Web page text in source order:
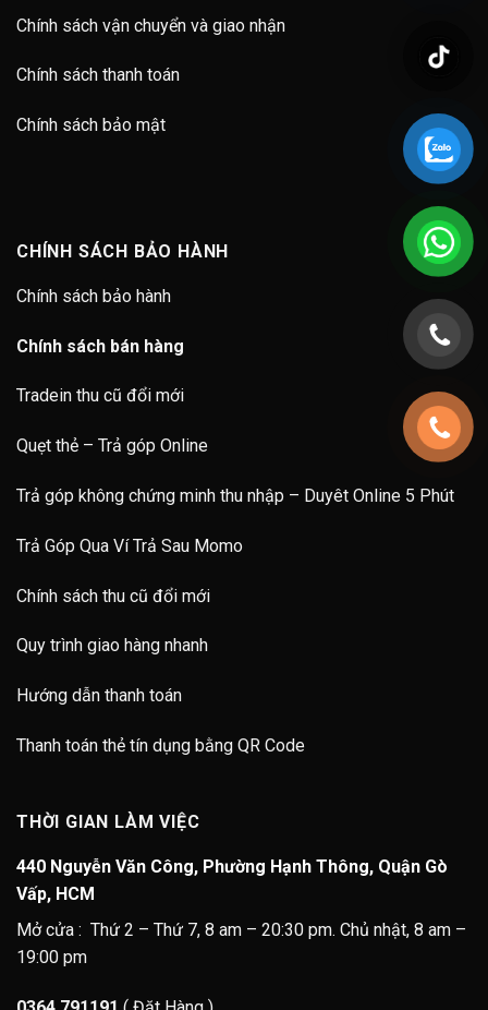
Chính sách vận chuyển và giao nhận
Chính sách thanh toán
Chính sách bảo mật
CHÍNH SÁCH BẢO HÀNH
Chính sách bảo hành
Chính sách bán hàng
Tradein thu cũ đổi mới
Quẹt thẻ – Trả góp Online
Trả góp không chứng minh thu nhập – Duyêt Online 5 Phút
Trả Góp Qua Ví Trả Sau Momo
Chính sách thu cũ đổi mới
Quy trình giao hàng nhanh
Hướng dẫn thanh toán
Thanh toán thẻ tín dụng bằng QR Code
THỜI GIAN LÀM VIỆC
440 Nguyễn Văn Công, Phường Hạnh Thông, Quận Gò
Vấp, HCM
Mở cửa : Thứ 2 – Thứ 7, 8 am – 20:30 pm. Chủ nhật, 8 am –
19:00 pm